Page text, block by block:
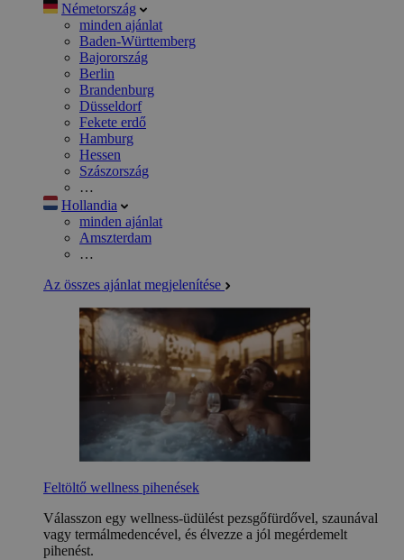
Németország
minden ajánlat
Baden-Württemberg
Bajorország
Berlin
Brandenburg
Düsseldorf
Fekete erdő
Hamburg
Hessen
Szászország
…
Hollandia
minden ajánlat
Amszterdam
…
Az összes ajánlat megjelenítése
Feltöltő wellness pihenések
Válasszon egy wellness-üdülést pezsgőfürdővel, szaunával
vagy termálmedencével, és élvezze a jól megérdemelt
pihenést.